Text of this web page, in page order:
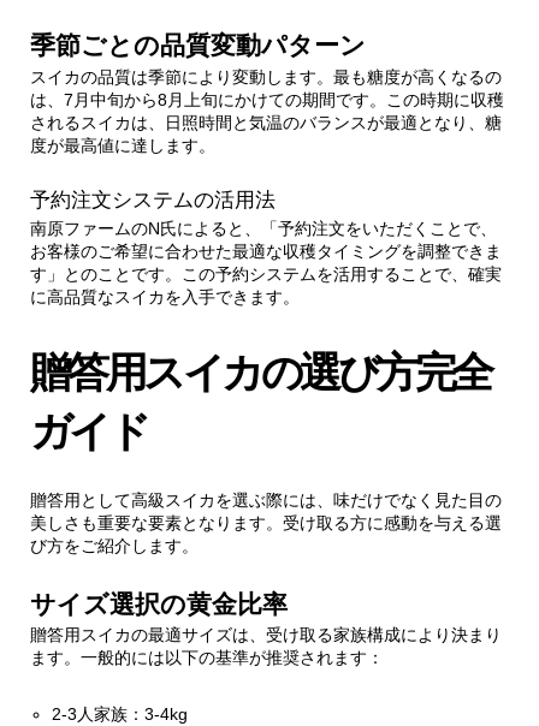
季節ごとの品質変動パターン
スイカの品質は季節により変動します。最も糖度が高くなるの
は、7月中旬から8月上旬にかけての期間です。この時期に収穫
されるスイカは、日照時間と気温のバランスが最適となり、糖
度が最高値に達します。
予約注文システムの活用法
南原ファームのN氏によると、「予約注文をいただくことで、
お客様のご希望に合わせた最適な収穫タイミングを調整できま
す」とのことです。この予約システムを活用することで、確実
に高品質なスイカを入手できます。
贈答用スイカの選び方完全
ガイド
贈答用として高級スイカを選ぶ際には、味だけでなく見た目の
美しさも重要な要素となります。受け取る方に感動を与える選
び方をご紹介します。
サイズ選択の黄金比率
贈答用スイカの最適サイズは、受け取る家族構成により決まり
ます。一般的には以下の基準が推奨されます：
2-3人家族：3-4kg